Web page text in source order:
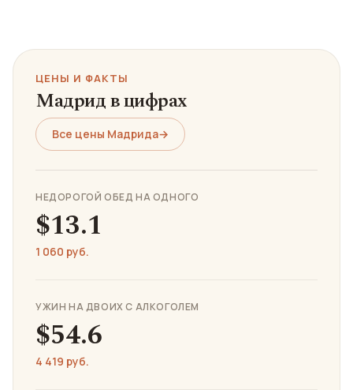
ЦЕНЫ И ФАКТЫ
Мадрид в цифрах
Все цены Мадрида→
НЕДОРОГОЙ ОБЕД НА ОДНОГО
$13.1
1 060 руб.
УЖИН НА ДВОИХ С АЛКОГОЛЕМ
$54.6
4 419 руб.